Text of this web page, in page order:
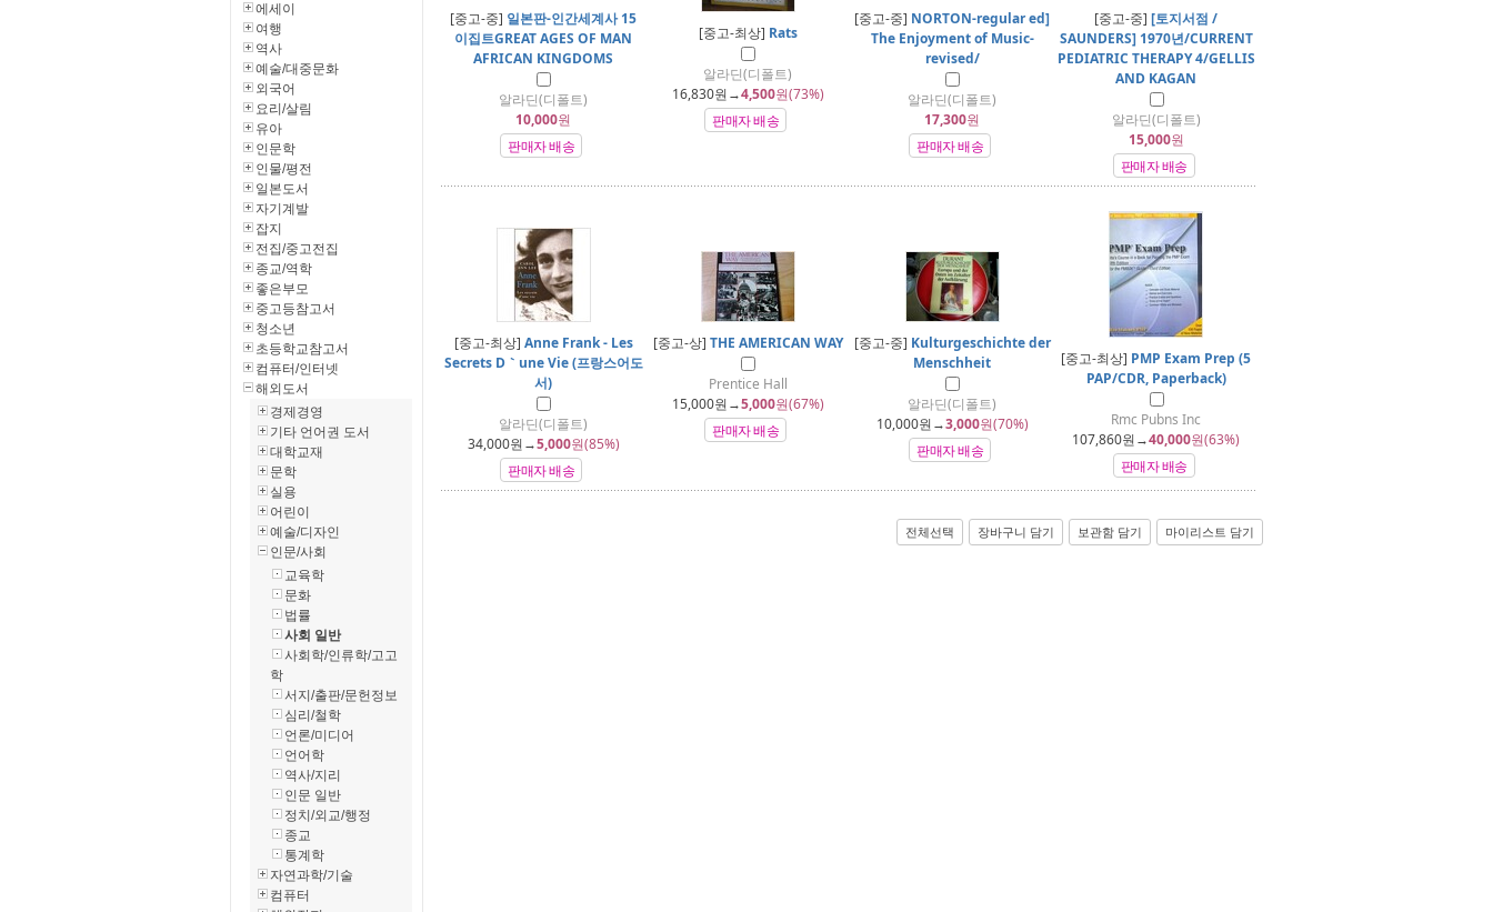
[중고-중] 일본판-인간세계사 15
이집트GREAT AGES OF MAN
AFRICAN KINGDOMS
알라딘(디폴트)
10,000원
판매자 배송
[중고-최상] Rats
알라딘(디폴트)
16,830원→4,500원(73%)
판매자 배송
[중고-중] NORTON-regular ed]
The Enjoyment of Music-
revised/
알라딘(디폴트)
17,300원
판매자 배송
[중고-중] [토지서점 /
SAUNDERS] 1970년/CURRENT
PEDIATRIC THERAPY 4/GELLIS
AND KAGAN
알라딘(디폴트)
15,000원
판매자 배송
[중고-최상] Anne Frank - Les
Secrets D｀une Vie (프랑스어도
서)
알라딘(디폴트)
34,000원→5,000원(85%)
판매자 배송
[중고-상] THE AMERICAN WAY
Prentice Hall
15,000원→5,000원(67%)
판매자 배송
[중고-중] Kulturgeschichte der
Menschheit
알라딘(디폴트)
10,000원→3,000원(70%)
판매자 배송
[중고-최상] PMP Exam Prep (5
PAP/CDR, Paperback)
Rmc Pubns Inc
107,860원→40,000원(63%)
판매자 배송
전체선택 장바구니 담기 보관함 담기 마이리스트 담기
에세이
여행
역사
예술/대중문화
외국어
요리/살림
유아
인문학
인물/평전
일본도서
자기계발
잡지
전집/중고전집
종교/역학
좋은부모
중고등참고서
청소년
초등학교참고서
컴퓨터/인터넷
해외도서
경제경영
기타 언어권 도서
대학교재
문학
실용
어린이
예술/디자인
인문/사회
교육학
문화
법률
사회 일반
사회학/인류학/고고
학
서지/출판/문헌정보
심리/철학
언론/미디어
언어학
역사/지리
인문 일반
정치/외교/행정
종교
통계학
자연과학/기술
컴퓨터